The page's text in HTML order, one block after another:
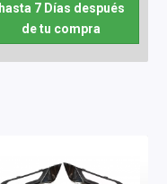
hasta 7 Días después
de tu compra